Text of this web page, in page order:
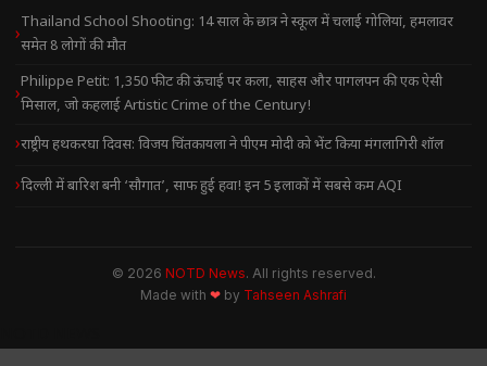
Thailand School Shooting: 14 साल के छात्र ने स्कूल में चलाई गोलियां, हमलावर
समेत 8 लोगों की मौत
Philippe Petit: 1,350 फीट की ऊंचाई पर कला, साहस और पागलपन की एक ऐसी
मिसाल, जो कहलाई Artistic Crime of the Century!
राष्ट्रीय हथकरघा दिवस: विजय चिंतकायला ने पीएम मोदी को भेंट किया मंगलागिरी शॉल
दिल्ली में बारिश बनी ‘सौगात’, साफ हुई हवा! इन 5 इलाकों में सबसे कम AQI
© 2026 NOTD News. All rights reserved.
Made with ❤ by Tahseen Ashrafi